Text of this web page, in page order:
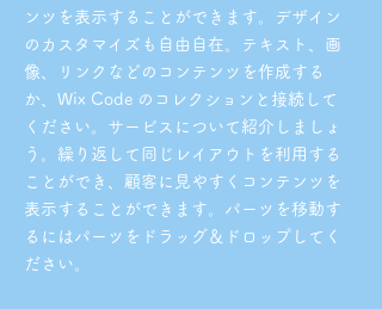
ンツを表示することができます。デザイン
のカスタマイズも自由自在。テキスト、画
像、リンクなどのコンテンツを作成する
か、Wix Code のコレクションと接続して
ください。サービスについて紹介しましょ
う。繰り返して同じレイアウトを利用する
ことができ、顧客に見やすくコンテンツを
表示することができます。パーツを移動す
るにはパーツをドラッグ＆ドロップしてく
ださい。